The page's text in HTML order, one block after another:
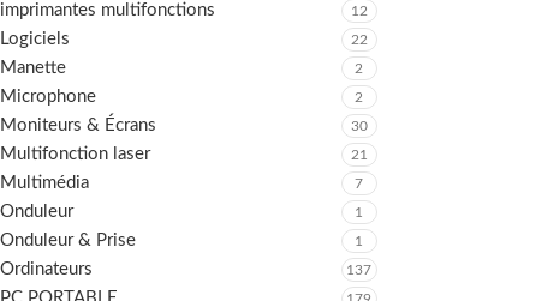
imprimantes multifonctions 12
Logiciels 22
Manette 2
Microphone 2
Moniteurs & Écrans 30
Multifonction laser 21
Multimédia 7
Onduleur 1
Onduleur & Prise 1
Ordinateurs 137